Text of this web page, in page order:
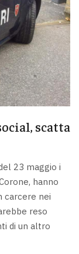
scatta
23 maggio i
hanno
carcere nei
reso
di un altro